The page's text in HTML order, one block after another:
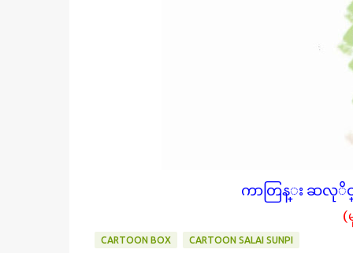
ကာတြန္း ဆလုိင္
(
CARTOON BOX CARTOON SALAI SUNPI